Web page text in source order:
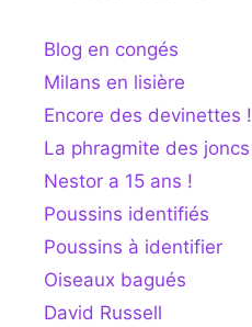
Blog en congés
Milans en lisière
Encore des devinettes !
La phragmite des joncs
Nestor a 15 ans !
Poussins identifiés
Poussins à identifier
Oiseaux bagués
David Russell